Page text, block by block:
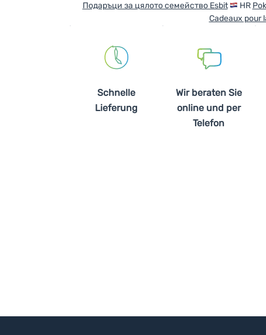
Подаръци за цялото семейство Esbit
HR
Cadeaux pour
Schnelle
Lieferung
Wir beraten Sie
online und per
Telefon